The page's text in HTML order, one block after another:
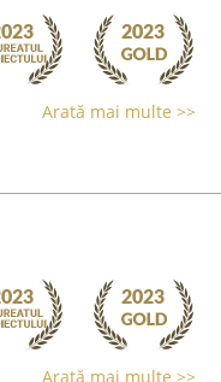
Arată mai multe >>
Arată mai multe >>